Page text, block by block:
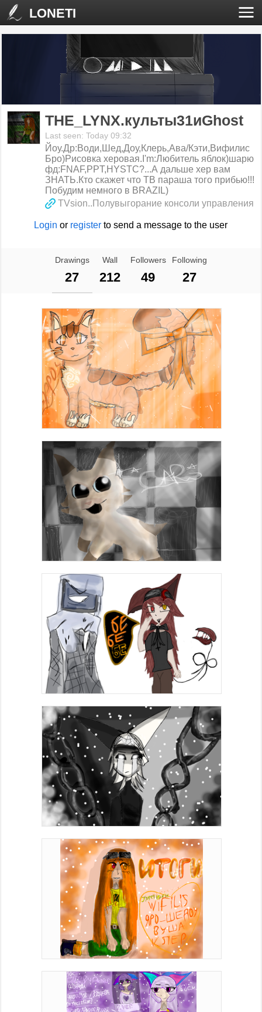
LONETI
THE_LYNX.культы31иGhost
Last seen: Today 09:32
Йоу.Др:Води,Шед,Доу,Клерь,Ава/Кэти,Вифилис
Бро)Рисовка херовая.I'm:Любитель яблок)шарю
фд:FNAF,PPT,HYSTC?...А дальше хер вам
ЗНАТЬ.Кто скажет что ТВ параша того прибью!!!
Побудим немного в BRAZIL)
TVsion..Полувыгорание консоли управления
Login or register to send a message to the user
Drawings
27
Wall
212
Followers
49
Following
27